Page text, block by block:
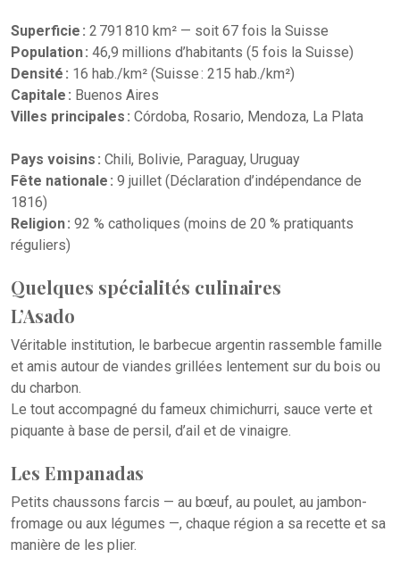
Superficie : 2 791 810 km² — soit 67 fois la Suisse
Population : 46,9 millions d’habitants (5 fois la Suisse)
Densité : 16 hab./km² (Suisse : 215 hab./km²)
Capitale : Buenos Aires
Villes principales : Córdoba, Rosario, Mendoza, La Plata
Pays voisins : Chili, Bolivie, Paraguay, Uruguay
Fête nationale : 9 juillet (Déclaration d’indépendance de
1816)
Religion : 92 % catholiques (moins de 20 % pratiquants
réguliers)
Quelques spécialités culinaires
L’Asado
Véritable institution, le barbecue argentin rassemble famille
et amis autour de viandes grillées lentement sur du bois ou
du charbon.
Le tout accompagné du fameux chimichurri, sauce verte et
piquante à base de persil, d’ail et de vinaigre.
Les Empanadas
Petits chaussons farcis — au bœuf, au poulet, au jambon-
fromage ou aux légumes —, chaque région a sa recette et sa
manière de les plier.